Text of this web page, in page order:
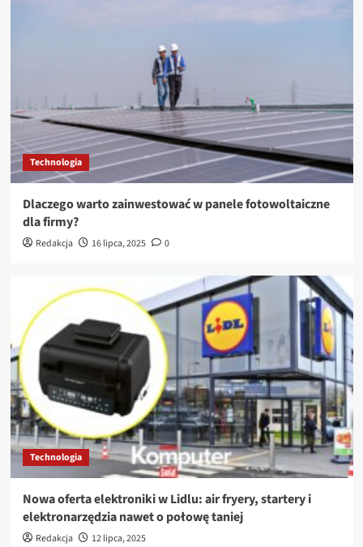
Technologia
Dlaczego warto zainwestować w panele fotowoltaiczne
dla firmy?
Redakcja 16 lipca, 2025 0
Technologia
Nowa oferta elektroniki w Lidlu: air fryery, startery i
elektronarzędzia nawet o połowę taniej
Redakcja 12 lipca, 2025